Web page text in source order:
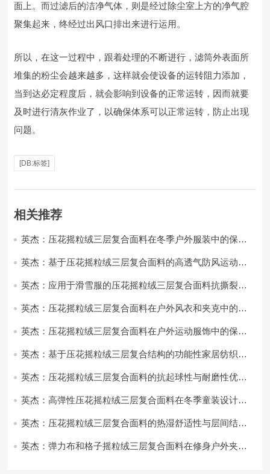
面上。而过滤后的洁净气体，则是经过除尘室上方的净气腔
聚集起来，终经过出风口排出来进行运用。
所以，在这一过程中，跟着处理的不断进行，滤筒外表面所
堆集的粉尘会越来越多，这样就会使设备的运转阻力添加，
当到达必定程度后，就会影响到设备的正常运转，因而就要
及时进行清灰作业了，以确保体系可以正常运转，防止出现
问题。
[DB:标签]
相关推荐
英杰：压花摇粒绒三层复合面料在冬季户外服装中的保暖
英杰：基于压花摇粒绒三层复合面料的高透气防风运动服
英杰：应用于滑雪服的压花摇粒绒三层复合面料抗撕裂与
英杰：压花摇粒绒三层复合面料在户外风衣和夹克中的应
英杰：压花摇粒绒三层复合面料在户外运动服饰中的保暖
英杰：基于压花摇粒绒三层复合结构的功能性家居纺织品
英杰：压花摇粒绒三层复合面料的抗起球性与耐磨性优化
英杰：高弹性压花摇粒绒三层复合面料在冬季童装设计中
英杰：压花摇粒绒三层复合面料的热湿舒适性与层间结合
英杰：弹力布和格子摇粒绒三层复合面料在修身户外夹克